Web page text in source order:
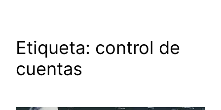
Etiqueta: control de
cuentas